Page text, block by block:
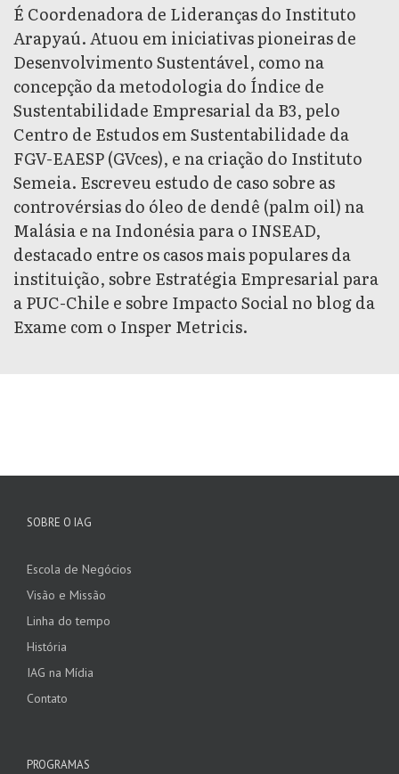
É Coordenadora de Lideranças do Instituto
Arapyaú. Atuou em iniciativas pioneiras de
Desenvolvimento Sustentável, como na
concepção da metodologia do Índice de
Sustentabilidade Empresarial da B3, pelo
Centro de Estudos em Sustentabilidade da
FGV-EAESP (GVces), e na criação do Instituto
Semeia. Escreveu estudo de caso sobre as
controvérsias do óleo de dendê (palm oil) na
Malásia e na Indonésia para o INSEAD,
destacado entre os casos mais populares da
instituição, sobre Estratégia Empresarial para
a PUC-Chile e sobre Impacto Social no blog da
Exame com o Insper Metricis.
SOBRE O IAG
Escola de Negócios
Visão e Missão
Linha do tempo
História
IAG na Mídia
Contato
PROGRAMAS